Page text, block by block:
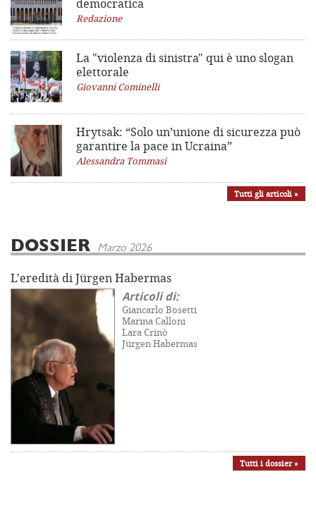
democratica
Redazione
La "violenza di sinistra" qui è uno slogan
elettorale
Giovanni Cominelli
Hrytsak: “Solo un’unione di sicurezza può
garantire la pace in Ucraina”
Alessandra Tommasi
Tutti gli articoli »
DOSSIER Marzo 2026
L'eredità di Jürgen Habermas
Articoli di:
Giancarlo Bosetti
Marina Calloni
Lara Crinò
Jürgen Habermas
Tutti i dossier »